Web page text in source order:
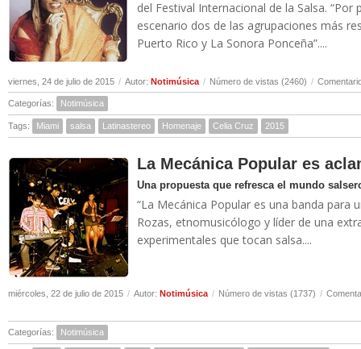
del Festival Internacional de la Salsa.
escenario dos de las agrupaciones más
Puerto Rico y La Sonora Ponceña”....
viernes, 24 de julio de 2015 / Autor: Notimúsica / Número de vistas (2460) /
Categorías: Notimúsica
Tags: Miami salsa Latinastereo Homenaje Celia Cruz 2015
La Mecánica Popular es
Una propuesta que refresca el mundo
“La Mecánica Popular es una banda para
Rozas, etnomusicólogo y líder de una
experimentales que tocan salsa....
miércoles, 22 de julio de 2015 / Autor: Notimúsica / Número de vistas (1737) /
Categorías: Notimúsica